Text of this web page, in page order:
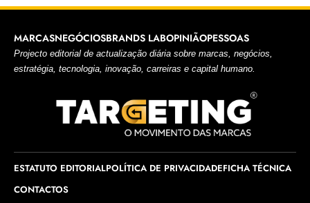
MARCASNEGÓCIOSBRANDS LABOPINIÃOPESSOAS
Projecto editorial de actualização diária sobre marcas, negócios,
estratégia, tecnologia, inovação, carreiras e capital humano.
ESTATUTO EDITORIALPOLÍTICA DE PRIVACIDADEFICHA TÉCNICA
CONTACTOS